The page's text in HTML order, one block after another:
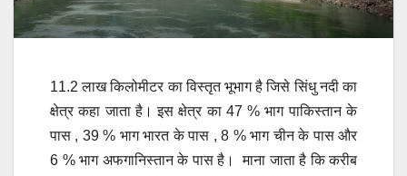
11.2 लाख किलोमीटर का विस्तृत भूभाग है जिसे सिंधु नदी का
क्षेत्र कहा जाता है। इस क्षेत्र का 47 % भाग पाकिस्तान के
पास , 39 % भाग भारत के पास , 8 % भाग चीन के पास और
6 % भाग अफगानिस्तान के पास है। माना जाता है कि करीब